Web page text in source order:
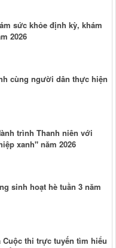
sức khỏe định kỳ, khám
2026
cùng người dân thực hiện
trình Thanh niên với
xanh" năm 2026
sinh hoạt hè tuần 3 năm
thi trực tuyến tìm hiểu